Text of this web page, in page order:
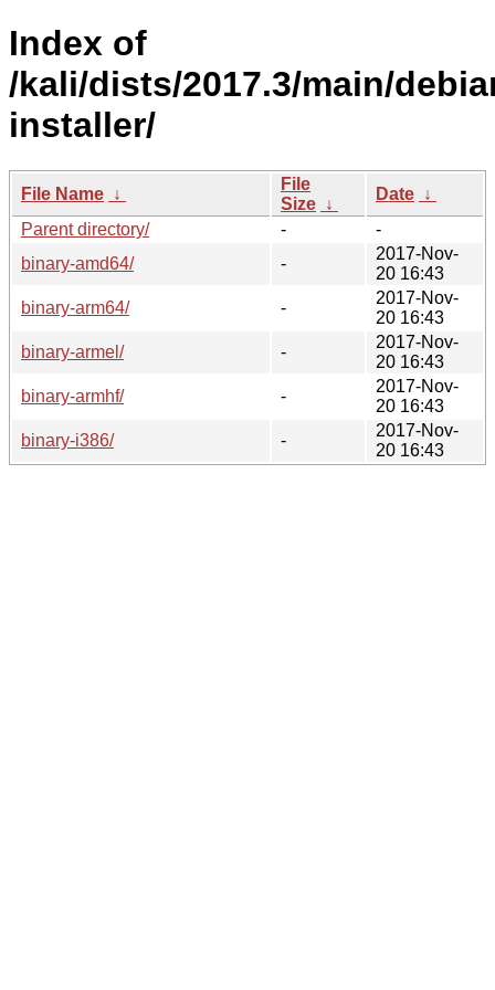
Index of
/kali/dists/2017.3/main/
installer/
File Name ↓
File
Size ↓
Date ↓
Parent directory/
-
-
binary-amd64/
-
2017-Nov-
20 16:43
binary-arm64/
-
2017-Nov-
20 16:43
binary-armel/
-
2017-Nov-
20 16:43
binary-armhf/
-
2017-Nov-
20 16:43
binary-i386/
-
2017-Nov-
20 16:43